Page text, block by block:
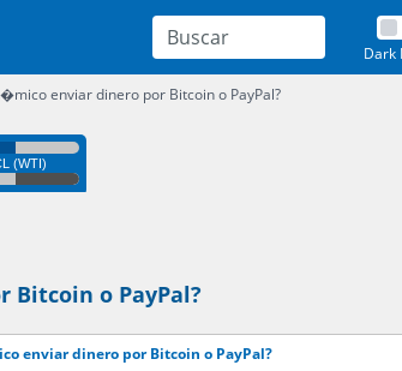
Dark
enviar dinero por Bitcoin o PayPal?
o PayPal?
enviar dinero por Bitcoin o PayPal?